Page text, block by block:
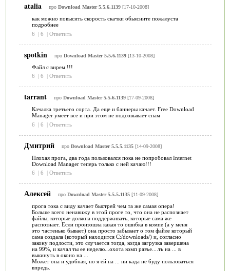
atalia про Download Master 5.5.6.1139[17-10-2008]
как можно повысить скорость скачки обьясните пожалуста
подробнее
6
| 6 | Ответить
spotkin про Download Master 5.5.6.1139[13-10-2008]
Файл с вирем !!!
6
| 6 | Ответить
tarrant про Download Master 5.5.6.1139[17-09-2008]
Качалка третьего сорта. Да еще и баннеры качает. Free Download
Manager умеет все и при этом не подсовывает спам
6
| 6 | Ответить
Дмитрий про Download Master 5.5.5.1135[14-09-2008]
Плохая прога, два года пользовался пока не попробовал Internet
Download Manager теперь только с ней качаю!!!
6
| 6 | Ответить
Алексей про Download Master 5.5.5.1135[11-09-2008]
прога тока с виду качает быстрей чем та же самая опера!
Больше всего ненавижу в этой проге то, что она не распознает
файлы, которые должна поддерживать, которые сама же
распознает. Если произошла какая то ошибка в компе (а у меня
это частенько бывает) она просто забывает о том файле который
сама создала (который находится С:/downloads/) и, согласно
закону подлости, это случается тогда, когда загрузка завершена
на 99%, и качал ты ее неделю...охота комп разъе....ть на ... в
выкинуть в оконо на ...
Может она и удобная, но я ей на ... ни када не буду пользоваться
впредь.